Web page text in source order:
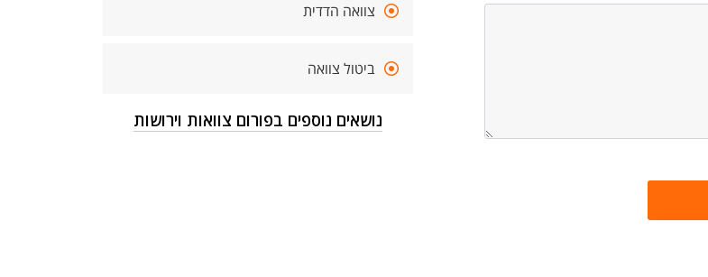
צוואה הדדית
ביטול צוואה
נושאים נוספים בפורום צוואות וירושות